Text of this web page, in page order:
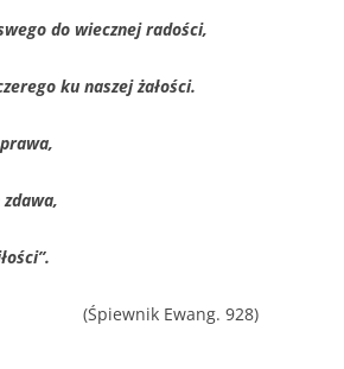
do wiecznej radości,
ku naszej żałości.
Ewang. 928)